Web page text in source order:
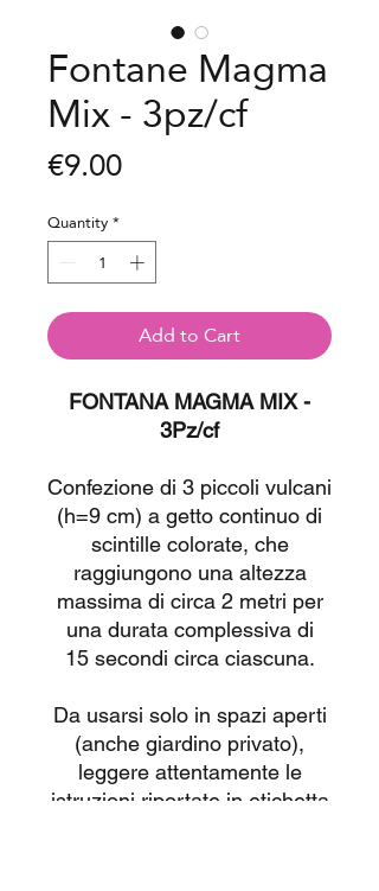
Fontane Magma
Mix - 3pz/cf
€9.00Price
Quantity*
Add to Cart
FONTANA MAGMA MIX -
3Pz/cf
Confezione di 3 piccoli vulcani
(h=9 cm) a getto continuo di
scintille colorate, che
raggiungono una altezza
massima di circa 2 metri per
una durata complessiva di
15 secondi circa ciascuna.
Da usarsi solo in spazi aperti
(anche giardino privato),
leggere attentamente le
istruzioni riportate in etichetta